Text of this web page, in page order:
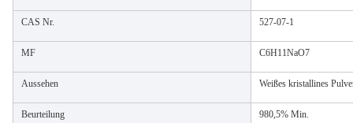
CAS Nr. 527-07-1
MF C6H11NaO7
Aussehen Weißes kristallines
Beurteilung 980,5% Min.